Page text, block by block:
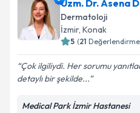
E-posta Adresiniz
Kişisel verilerimin
Metni'ni okudum ve
Uzm. Dr. Asena
Dermatoloji
İzmir, Konak
5 (21
Çok ilgiliydi. Her sorumu
detaylı bir şekilde...
Medical Park İzmir Hastanesi